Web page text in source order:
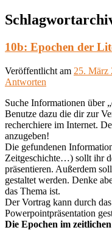
10b: Epochen der
Veröffentlicht am 25. März
Antworten
Suche Informationen über
Benutze dazu die dir zur
recherchiere im Internet.
anzugeben!
Die gefundenen
Zeitgeschichte…) sollt ihr
präsentieren. Außerdem
gestaltet werden. Denke
das Thema ist.
Der Vortrag kann durch
Powerpointpräsentation
Die Epochen im